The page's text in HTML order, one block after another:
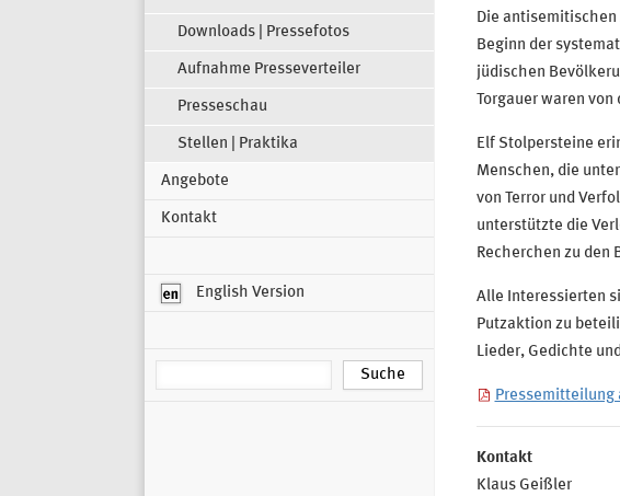
Downloads | Pressefotos
Aufnahme Presseverteiler
Presseschau
Stellen | Praktika
Angebote
Kontakt
English Version
Die
Beginn der
jüdischen
Torgauer waren
Elf Stolpersteine
Menschen, die
von Terror und
unterstützte die
Recherchen zu den
Alle Interessierten
Putzaktion zu
Lieder, Gedichte
Pressemitteilung
Kontakt
Klaus Geißler